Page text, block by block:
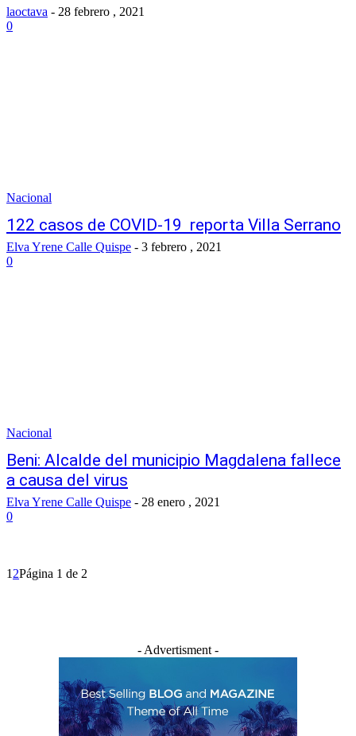
laoctava - 28 febrero , 2021
0
Nacional
122 casos de COVID-19 reporta Villa Serrano
Elva Yrene Calle Quispe - 3 febrero , 2021
0
Nacional
Beni: Alcalde del municipio Magdalena fallece
a causa del virus
Elva Yrene Calle Quispe - 28 enero , 2021
0
1 2Página 1 de 2
- Advertisment -